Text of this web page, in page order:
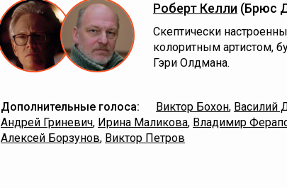
Роберт Келли (Брюс
Скептически
колоритным артистом,
Гэри Олдмана.
Дополнительные голоса: Виктор Бохон, Василий
Андрей Гриневич, Ирина Маликова, Владимир
Алексей Борзунов, Виктор Петров